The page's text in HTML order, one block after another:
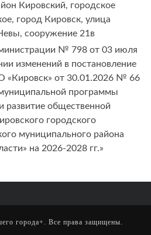
Кировский, городское
город Кировск, улица
сооружение 21в
№ 798 от 03 июля
изменений в постановление
«Кировск» от 30.01.2026 № 66
программы
развитие общественной
городского
муниципального района
на 2026-2028 гг.»
города+ . Все права защищены.